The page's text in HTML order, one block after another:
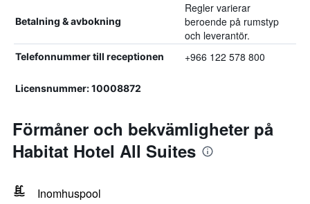
Betalning & avbokning
Regler varierar
beroende på rumstyp
och leverantör.
Telefonnummer till receptionen +966 122 578 800
Licensnummer: 10008872
Förmåner och bekvämligheter på
Habitat Hotel All Suites
Inomhuspool